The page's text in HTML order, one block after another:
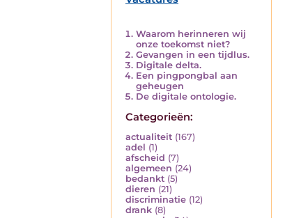
Waarom herinneren wij
onze toekomst niet?
Gevangen in een tijdlus.
Digitale delta.
Een pingpongbal aan
geheugen
De digitale ontologie.
Categorieën:
actualiteit (167)
adel (1)
afscheid (7)
algemeen (24)
bedankt (5)
dieren (21)
discriminatie (12)
drank (8)